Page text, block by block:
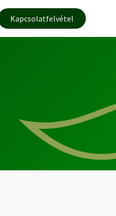
Kapcsolatfelvétel